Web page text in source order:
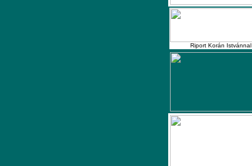
Riport Korán Istvánnal